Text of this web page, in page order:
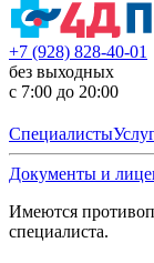
+7 (928) 828-40-01
без выходных
с 7:00 до 20:00
Специалисты
Документы и
Имеются
специалиста.